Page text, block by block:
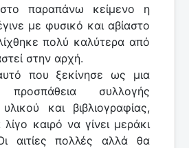
στο παραπάνω κείμενο η
με φυσικό και αβίαστο
πολύ καλύτερα από
στην αρχή.
που ξεκίνησε ως μια
προσπάθεια συλλογής
και βιβλιογραφίας,
καιρό να γίνει μεράκι
αιτίες πολλές αλλά θα